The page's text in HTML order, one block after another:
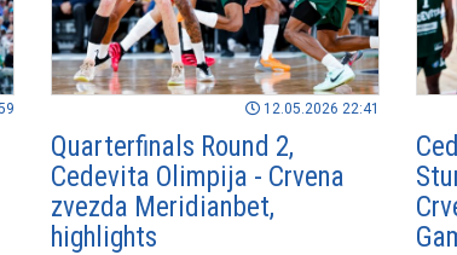
12.05.2026 22:41
Quarterfinals Round 2,
Cedevita Olimpija - Crvena
zvezda Meridianbet,
highlights